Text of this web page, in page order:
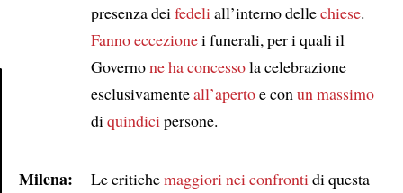
presenza dei fedeli all’interno dellechiese.
Fanno eccezionei funerali, per i quali il
Governone ha concessola celebrazione
esclusivamenteall’apertoe con un massimo
di quindici persone.
Milena: Le critichemaggiori nei confronti di questa